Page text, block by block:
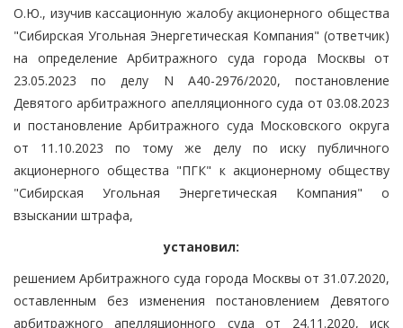
О.Ю., изучив кассационную жалобу акционерного общества
"Сибирская Угольная Энергетическая Компания" (ответчик)
на определение Арбитражного суда города Москвы от
23.05.2023 по делу N А40-2976/2020, постановление
Девятого арбитражного апелляционного суда от 03.08.2023
и постановление Арбитражного суда Московского округа
от 11.10.2023 по тому же делу по иску публичного
акционерного общества "ПГК" к акционерному обществу
"Сибирская Угольная Энергетическая Компания" о
взыскании штрафа,
установил:
решением Арбитражного суда города Москвы от 31.07.2020,
оставленным без изменения постановлением Девятого
арбитражного апелляционного суда от 24.11.2020, иск